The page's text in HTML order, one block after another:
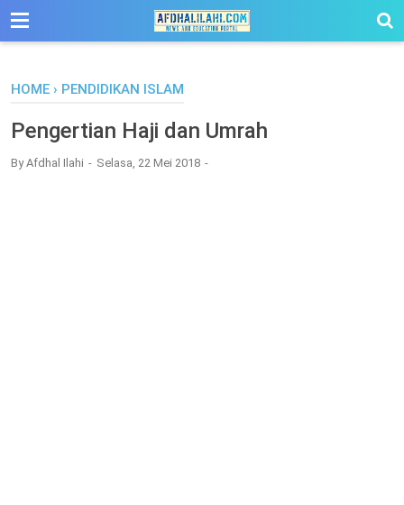
-->
HOME › PENDIDIKAN ISLAM
Pengertian Haji dan Umrah
ByAfdhal Ilahi Selasa, 22 Mei 2018